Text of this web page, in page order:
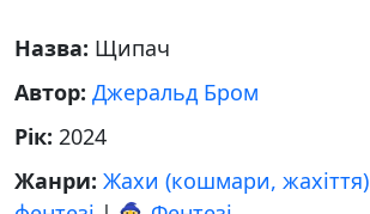
Назва: Щипач
Автор: Джеральд Бром
Рік: 2024
Жанри: Жахи (кошмари, жахіття)